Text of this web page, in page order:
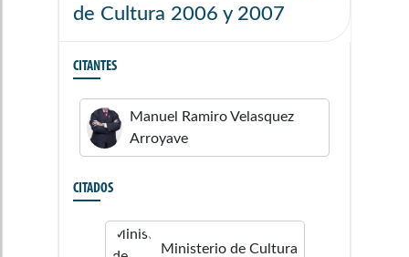
de Cultura 2006 y 2007
CITANTES
Manuel Ramiro Velasquez
Arroyave
CITADOS
Ministerio de Cultura